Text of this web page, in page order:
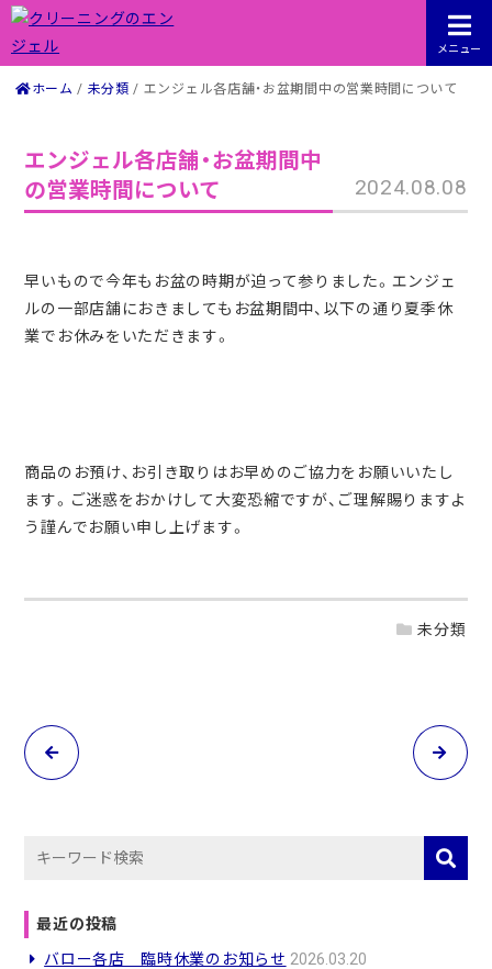
クリーニングのエンジェル
創業より50年以上の実績を誇るエンジェルクリーニング
ホーム 未分類 エンジェル各店舗・お盆期間中の営業時間について
エンジェル各店舗・お盆期間中
の営業時間について
2024.08.08
早いもので今年もお盆の時期が迫って参りました。エンジェ
ルの一部店舗におきましてもお盆期間中、以下の通り夏季休
業でお休みをいただきます。
商品のお預け、お引き取りはお早めのご協力をお願いいたし
ます。ご迷惑をおかけして大変恐縮ですが、ご理解賜りますよ
う謹んでお願い申し上げます。
未分類
投
稿
ビ
ゲ
ー
最近の投稿
バロー各店 臨時休業のお知らせ 2026.03.20